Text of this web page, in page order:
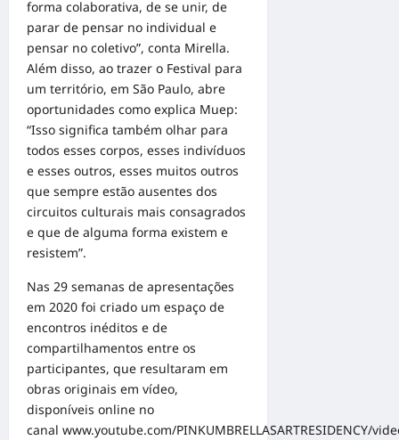
forma colaborativa, de se unir, de
parar de pensar no individual e
pensar no coletivo”, conta Mirella.
Além disso, ao trazer o Festival para
um território, em São Paulo, abre
oportunidades como explica Muep:
“Isso significa também olhar para
todos esses corpos, esses indivíduos
e esses outros, esses muitos outros
que sempre estão ausentes dos
circuitos culturais mais consagrados
e que de alguma forma existem e
resistem”.
Nas 29 semanas de apresentações
em 2020 foi criado um espaço de
encontros inéditos e de
compartilhamentos entre os
participantes, que resultaram em
obras originais em vídeo,
disponíveis online no
canal www.youtube.com/PINKUMBRELLASARTRESIDENCY/